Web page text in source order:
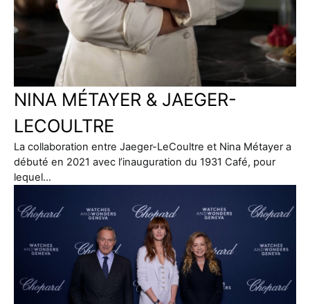
NINA MÉTAYER & JAEGER-
LECOULTRE
La collaboration entre Jaeger-LeCoultre et Nina Métayer a
débuté en 2021 avec l’inauguration du 1931 Café, pour
lequel…